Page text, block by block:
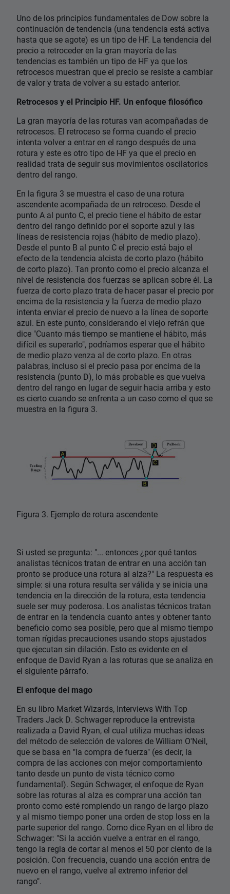
Uno de los principios fundamentales de Dow sobre la
continuación de tendencia (una tendencia está activa
hasta que se agote) es un tipo de HF. La tendencia del
precio a retroceder en la gran mayoría de las
tendencias es también un tipo de HF ya que los
retrocesos muestran que el precio se resiste a cambiar
de valor y trata de volver a su estado anterior.
Retrocesos y el Principio HF. Un enfoque filosófico
La gran mayoría de las roturas van acompañadas de
retrocesos. El retroceso se forma cuando el precio
intenta volver a entrar en el rango después de una
rotura y este es otro tipo de HF ya que el precio en
realidad trata de seguir sus movimientos oscilatorios
dentro del rango.
En la figura 3 se muestra el caso de una rotura
ascendente acompañada de un retroceso. Desde el
punto A al punto C, el precio tiene el hábito de estar
dentro del rango definido por el soporte azul y las
líneas de resistencia rojas (hábito de medio plazo).
Desde el punto B al punto C el precio está bajo el
efecto de la tendencia alcista de corto plazo (hábito
de corto plazo). Tan pronto como el precio alcanza el
nivel de resistencia dos fuerzas se aplican sobre él. La
fuerza de corto plazo trata de hacer pasar el precio por
encima de la resistencia y la fuerza de medio plazo
intenta enviar el precio de nuevo a la línea de soporte
azul. En este punto, considerando el viejo refrán que
dice "Cuanto más tiempo se mantiene el hábito, más
difícil es superarlo", podríamos esperar que el hábito
de medio plazo venza al de corto plazo. En otras
palabras, incluso si el precio pasa por encima de la
resistencia (punto D), lo más probable es que vuelva
dentro del rango en lugar de seguir hacia arriba y esto
es cierto cuando se enfrenta a un caso como el que se
muestra en la figura 3.
Figura 3. Ejemplo de rotura ascendente
Si usted se pregunta: "... entonces ¿por qué tantos
analistas técnicos tratan de entrar en una acción tan
pronto se produce una rotura al alza?" La respuesta es
simple: si una rotura resulta ser válida y se inicia una
tendencia en la dirección de la rotura, esta tendencia
suele ser muy poderosa. Los analistas técnicos tratan
de entrar en la tendencia cuanto antes y obtener tanto
beneficio como sea posible, pero que al mismo tiempo
toman rígidas precauciones usando stops ajustados
que ejecutan sin dilación. Esto es evidente en el
enfoque de David Ryan a las roturas que se analiza en
el siguiente párrafo.
El enfoque del mago
En su libro Market Wizards, Interviews With Top
Traders Jack D. Schwager reproduce la entrevista
realizada a David Ryan, el cual utiliza muchas ideas
del método de selección de valores de William O'Neil,
que se basa en "la compra de fuerza" (es decir, la
compra de las acciones con mejor comportamiento
tanto desde un punto de vista técnico como
fundamental). Según Schwager, el enfoque de Ryan
sobre las roturas al alza es comprar una acción tan
pronto como esté rompiendo un rango de largo plazo
y al mismo tiempo poner una orden de stop loss en la
parte superior del rango. Como dice Ryan en el libro de
Schwager: "Si la acción vuelve a entrar en el rango,
tengo la regla de cortar al menos el 50 por ciento de la
posición. Con frecuencia, cuando una acción entra de
nuevo en el rango, vuelve al extremo inferior del
rango".